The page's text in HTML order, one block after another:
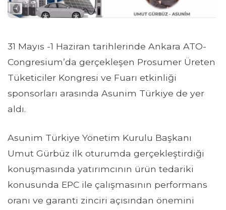
31 Mayıs -1 Haziran tarihlerinde Ankara ATO-
Congresium’da gerçekleşen Prosumer Üreten
Tüketiciler Kongresi ve Fuarı etkinliği
sponsorları arasında Asunim Türkiye de yer
aldı.
Asunim Türkiye Yönetim Kurulu Başkanı
Umut Gürbüz ilk oturumda gerçekleştirdiği
konuşmasında yatırımcının ürün tedariki
konusunda EPC ile çalışmasının performans
oranı ve garanti zinciri açısından önemini